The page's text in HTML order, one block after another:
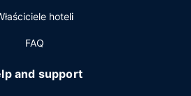
6.
hoteli
FAQ
and support